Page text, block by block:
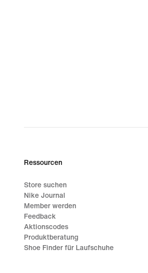
Ressourcen
Store suchen
Nike Journal
Member werden
Feedback
Aktionscodes
Produktberatung
Shoe Finder für Laufschuhe